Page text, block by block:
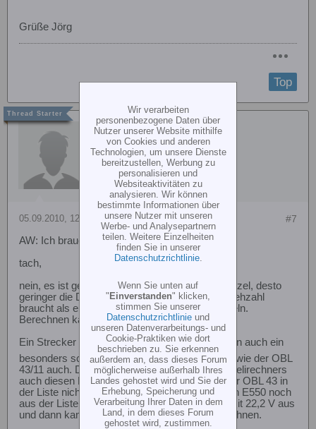
Grüße Jörg
Top
wanderfalke
#7
05.09.2010, 12:26
AW: Ich brauche Hilfe Raptor E550
tach,
nein, es ist genau umgekehrt! Je kleiner das Ritzel, desto
geringer die Drehzahl. Da ein 600er weniger Drehzahl
braucht als ein 550er solltest Du also runterritzeln.
Berechnen kannst Du das ganze z.B. hier
Ein Strecker 378.20 ist auch nur ein Motor, wenn auch ein
besonders schöner
, hat aber auch 1050 KV wie der OBL
43/11 auch. Du kannst also aus der Liste des Helirechners
auch diesen Motor mit (1050KV)nehmen, da der OBL 43 in
der Liste nicht vertreten ist. Dann wählst Du den E550 noch
aus der Liste und suchst Dir irgendeinen Lipo mit 22,2 V aus
und dann kannst Du ja mal nen bischen rumrechnen.
Wir verarbeiten
personenbezogene Daten über
Nutzer unserer Website mithilfe
von Cookies und anderen
Technologien, um unsere Dienste
bereitzustellen, Werbung zu
personalisieren und
Websiteaktivitäten zu
analysieren. Wir können
bestimmte Informationen über
unsere Nutzer mit unseren
Werbe- und Analysepartnern
teilen. Weitere Einzelheiten
finden Sie in unserer
Datenschutzrichtlinie.
Wenn Sie unten auf
"Einverstanden" klicken,
stimmen Sie unserer
Datenschutzrichtlinie und
unseren Datenverarbeitungs- und
Cookie-Praktiken wie dort
beschrieben zu. Sie erkennen
außerdem an, dass dieses Forum
möglicherweise außerhalb Ihres
Landes gehostet wird und Sie der
Erhebung, Speicherung und
Verarbeitung Ihrer Daten in dem
Land, in dem dieses Forum
gehostet wird, zustimmen.